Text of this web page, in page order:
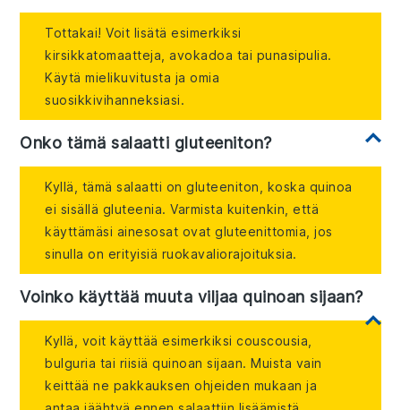
Tottakai! Voit lisätä esimerkiksi
kirsikkatomaatteja, avokadoa tai punasipulia.
Käytä mielikuvitusta ja omia
suosikkivihanneksiasi.
Onko tämä salaatti gluteeniton?
Kyllä, tämä salaatti on gluteeniton, koska quinoa
ei sisällä gluteenia. Varmista kuitenkin, että
käyttämäsi ainesosat ovat gluteenittomia, jos
sinulla on erityisiä ruokavaliorajoituksia.
Voinko käyttää muuta viljaa quinoan sijaan?
Kyllä, voit käyttää esimerkiksi couscousia,
bulguria tai riisiä quinoan sijaan. Muista vain
keittää ne pakkauksen ohjeiden mukaan ja